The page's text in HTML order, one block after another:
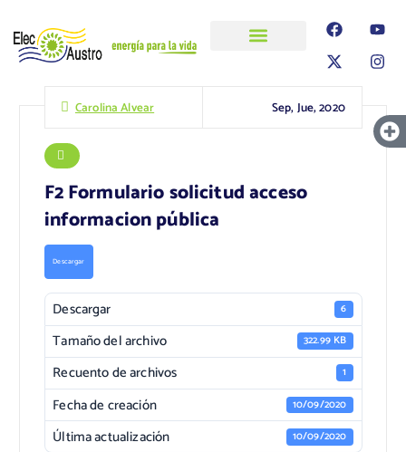
Carolina Alvear Sep, Jue, 2020
F2 Formulario solicitud acceso
informacion pública
Descargar
Descargar 6
Tamaño del archivo 322.99 KB
Recuento de archivos 1
Fecha de creación 10/09/2020
Última actualización 10/09/2020